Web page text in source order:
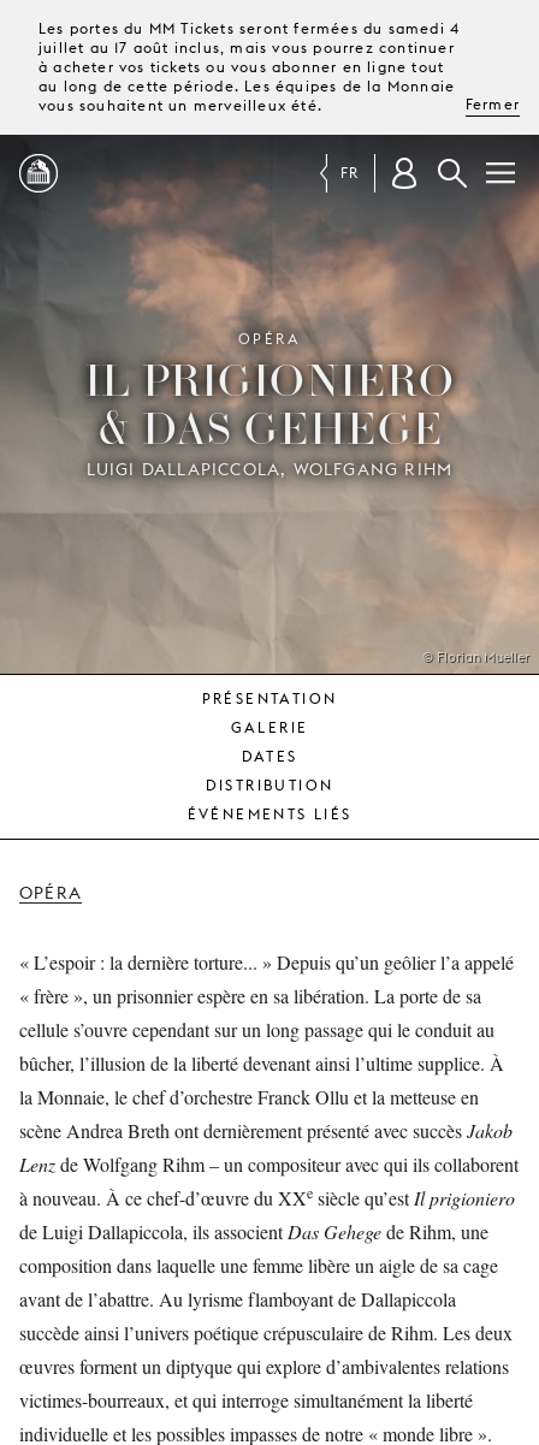
Les portes du MM Tickets seront fermées du samedi 4
juillet au 17 août inclus, mais vous pourrez continuer
à acheter vos tickets ou vous abonner en ligne tout
au long de cette période. Les équipes de la Monnaie
vous souhaitent un merveilleux été.
Fermer
PROGRAMME
MAGAZINE
TICKETS &
ABONNEMENTS
VOTRE
SOUTENIR
FR
© Florian Mueller
OPÉRA
IL PRIGIONIERO
& DAS GEHEGE
LUIGI DALLAPICCOLA, WOLFGANG RIHM
PRÉSENTATION
GALERIE
DATES
DISTRIBUTION
ÉVÉNEMENTS LIÉS
OPÉRA
« L’espoir : la dernière torture... » Depuis qu’un geôlier l’a appelé
« frère », un prisonnier espère en sa libération. La porte de sa
cellule s’ouvre cependant sur un long passage qui le conduit au
bûcher, l’illusion de la liberté devenant ainsi l’ultime supplice. À
la Monnaie, le chef d’orchestre Franck Ollu et la metteuse en
scène Andrea Breth ont dernièrement présenté avec succèsJakob
Lenzde Wolfgang Rihm – un compositeur avec qui ils collaborent
à nouveau. À ce chef-d’œuvre du XXe siècle qu’estIl prigioniero
de Luigi Dallapiccola, ils associentDas Gehegede Rihm, une
composition dans laquelle une femme libère un aigle de sa cage
avant de l’abattre. Au lyrisme flamboyant de Dallapiccola
succède ainsi l’univers poétique crépusculaire de Rihm. Les deux
œuvres forment un diptyque qui explore d’ambivalentes relations
victimes-bourreaux, et qui interroge simultanément la liberté
individuelle et les possibles impasses de notre « monde libre ».